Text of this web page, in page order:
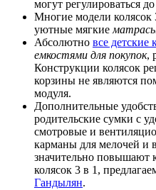
могут регулироваться
Многие модели колясок
уютные мягкие
Абсолютно все детские
емкостями для покупок,
Конструкции колясок
корзины не являются
модуля.
Дополнительные
родительские сумки с
смотровые и
карманы для мелочей и
значительно повышают
колясок 3 в 1,
Гандылян.